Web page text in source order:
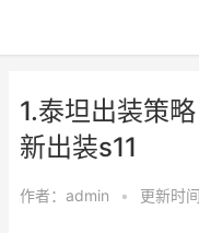
1.泰坦出装策
新出装s11
作者： admin • 更新时